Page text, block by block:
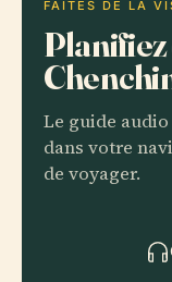
FAITES DE LA
Planifiez
Le guide
dans votre
de voyager.